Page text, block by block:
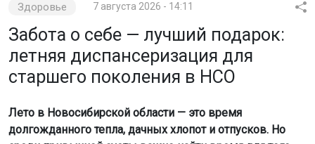
Здоровье 7 августа 2026 - 14:11
Забота о себе — лучший подарок:
летняя диспансеризация для
старшего поколения в НСО
Лето в Новосибирской области — это время
долгожданного тепла, дачных хлопот и отпусков. Но